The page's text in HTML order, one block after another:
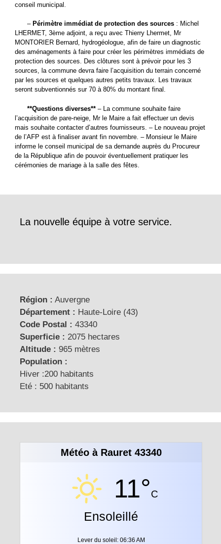
conseil municipal.
– Périmètre immédiat de protection des sources : Michel
LHERMET, 3ème adjoint, a reçu avec Thierry Lhermet, Mr
MONTORIER Bernard, hydrogéologue, afin de faire un diagnostic
des aménagements à faire pour créer les périmètres immédiats de
protection des sources. Des clôtures sont à prévoir pour les 3
sources, la commune devra faire l’acquisition du terrain concerné
par les sources et quelques autres petits travaux. Les travaux
seront subventionnés sur 70 à 80% du montant final.
**Questions diverses** – La commune souhaite faire
l’acquisition de pare-neige, Mr le Maire a fait effectuer un devis
mais souhaite contacter d’autres fournisseurs. – Le nouveau projet
de l’AFP est à finaliser avant fin novembre. – Monsieur le Maire
informe le conseil municipal de sa demande auprès du Procureur
de la République afin de pouvoir éventuellement pratiquer les
cérémonies de mariage à la salle des fêtes.
La nouvelle équipe à votre service.
Région : Auvergne
Département : Haute-Loire (43)
Code Postal : 43340
Superficie : 2075 hectares
Altitude : 965 mètres
Population :
Hiver :200 habitants
Eté : 500 habitants
Météo à Rauret 43340
11°C
Ensoleillé
Lever du soleil: 06:36 AM